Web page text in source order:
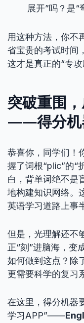
展开”吗？是“
用这种方法，你不
省宝贵的考试时间
这才是真正的“专攻
突破重围
——得分机
恭喜你，同学们！
握了词根“plic”的“
白，背单词绝不是
地构建知识网络。
英语学习道路上事
但是，光理解还不
正“刻”进脑海，变
如何做到这点？除
更需要科学的复习
在这里，得分机器
学习APP”——